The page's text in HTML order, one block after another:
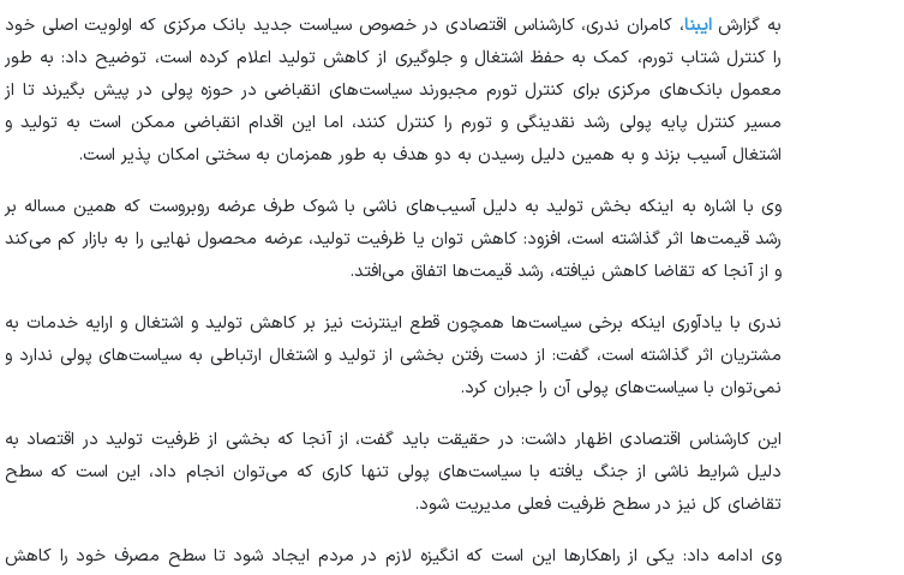
به گزارشایبنا، کامران ندری، کارشناس اقتصادی در خصوص سیاست جدید بانک مرکزی که اولویت اصلی خود
را کنترل شتاب تورم، کمک به حفظ اشتغال و جلوگیری از کاهش تولید اعلام کرده است، توضیح داد: به طور
معمول بانک‌های مرکزی برای کنترل تورم مجبورند سیاست‌های انقباضی در حوزه پولی در پیش بگیرند تا از
مسیر کنترل پایه پولی رشد نقدینگی و تورم را کنترل کنند، اما این اقدام انقباضی ممکن است به تولید و
اشتغال آسیب بزند و به همین دلیل رسیدن به دو هدف به طور همزمان به سختی امکان پذیر است.
وی با اشاره به اینکه بخش تولید به دلیل آسیب‌های ناشی با شوک طرف عرضه روبروست که همین مساله بر
رشد قیمت‌ها اثر گذاشته است، افزود: کاهش توان یا ظرفیت تولید، عرضه محصول نهایی را به بازار کم می‌کند
و از آنجا که تقاضا کاهش نیافته، رشد قیمت‌ها اتفاق می‌افتد.
ندری با یادآوری اینکه برخی سیاست‌ها همچون قطع اینترنت نیز بر کاهش تولید و اشتغال و ارایه خدمات به
مشتریان اثر گذاشته است، گفت: از دست رفتن بخشی از تولید و اشتغال ارتباطی به سیاست‌های پولی ندارد و
نمی‌توان با سیاست‌های پولی آن را جبران کرد.
این کارشناس اقتصادی اظهار داشت: در حقیقت باید گفت، از آنجا که بخشی از ظرفیت تولید در اقتصاد به
دلیل شرایط ناشی از جنگ یافته با سیاست‌های پولی تنها کاری که می‌توان انجام داد، این است که سطح
تقاضای کل نیز در سطح ظرفیت فعلی مدیریت شود.
وی ادامه داد: یکی از راهکار‌ها این است که انگیزه لازم در مردم ایجاد شود تا سطح مصرف خود را کاهش